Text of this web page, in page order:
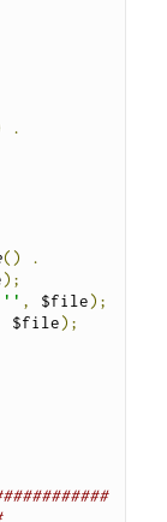
.
()
.
);
'' , $file);
$file);